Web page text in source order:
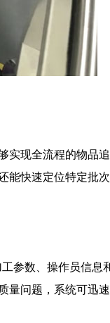
实现全流程的物品
能快速定位特定批
参数、操作员信息
量问题，系统可迅